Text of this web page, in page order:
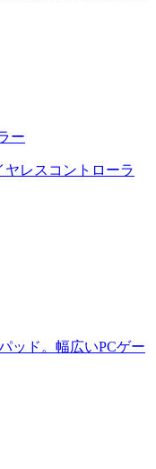
ー
レスコントローラ
ッド。幅広いPCゲー